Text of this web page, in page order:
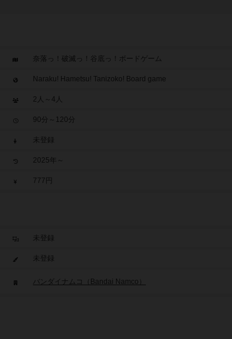
奈落っ！破滅っ！谷底っ！ボードゲーム
Naraku! Hametsu! Tanizoko! Board game
2人～4人
90分～120分
未登録
2025年～
777円
未登録
未登録
バンダイナムコ（Bandai Namco）